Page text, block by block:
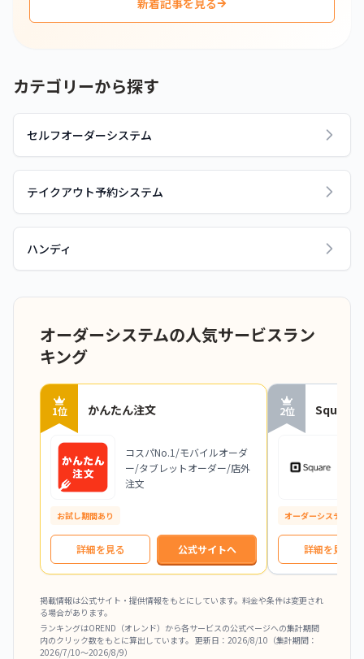
新着記事を見る
カテゴリーから探す
セルフオーダーシステム
テイクアウト予約システム
ハンディ
オーダーシステムの人気サービスラン
キング
1位 かんたん注文
コスパNo.1/モバイルオーダ
ー/タブレットオーダー/店外
注文
お試し期間あり
詳細を見る 公式サイトへ
2位 Square
オーダーシステム
詳細を見る
掲載情報は公式サイト・提供情報をもとにしています。料金や条件は変更され
る場合があります。
ランキングはOREND（オレンド）から各サービスの公式ページへの集計期間
内のクリック数をもとに算出しています。 更新日： 2026/8/10 （集計期間：
2026/7/10〜2026/8/9）